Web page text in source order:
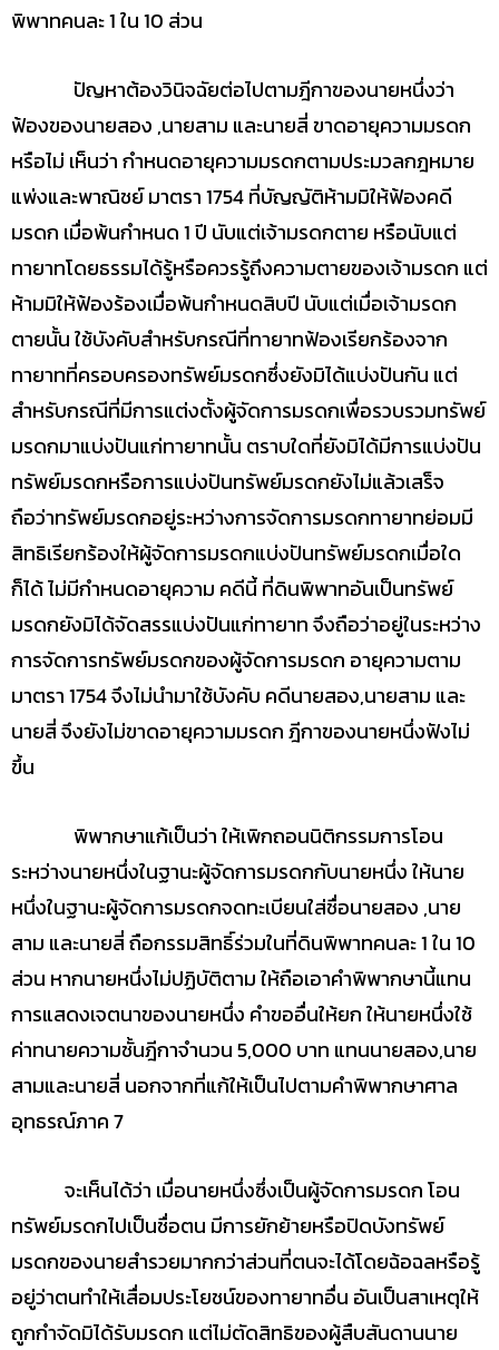
พิพาทคนละ 1 ใน 10 ส่วน
ปัญหาต้องวินิจฉัยต่อไปตามฎีกาของนายหนึ่งว่า
ฟ้องของนายสอง ,นายสาม และนายสี่ ขาดอายุความมรดก
หรือไม่ เห็นว่า กำหนดอายุความมรดกตามประมวลกฎหมาย
แพ่งและพาณิชย์ มาตรา 1754 ที่บัญญัติห้ามมิให้ฟ้องคดี
มรดก เมื่อพ้นกำหนด 1 ปี นับแต่เจ้ามรดกตาย หรือนับแต่
ทายาทโดยธรรมได้รู้หรือควรรู้ถึงความตายของเจ้ามรดก แต่
ห้ามมิให้ฟ้องร้องเมื่อพ้นกำหนดสิบปี นับแต่เมื่อเจ้ามรดก
ตายนั้น ใช้บังคับสำหรับกรณีที่ทายาทฟ้องเรียกร้องจาก
ทายาทที่ครอบครองทรัพย์มรดกซึ่งยังมิได้แบ่งปันกัน แต่
สำหรับกรณีที่มีการแต่งตั้งผู้จัดการมรดกเพื่อรวบรวมทรัพย์
มรดกมาแบ่งปันแก่ทายาทนั้น ตราบใดที่ยังมิได้มีการแบ่งปัน
ทรัพย์มรดกหรือการแบ่งปันทรัพย์มรดกยังไม่แล้วเสร็จ
ถือว่าทรัพย์มรดกอยู่ระหว่างการจัดการมรดกทายาทย่อมมี
สิทธิเรียกร้องให้ผู้จัดการมรดกแบ่งปันทรัพย์มรดกเมื่อใด
ก็ได้ ไม่มีกำหนดอายุความ คดีนี้ ที่ดินพิพาทอันเป็นทรัพย์
มรดกยังมิได้จัดสรรแบ่งปันแก่ทายาท จึงถือว่าอยู่ในระหว่าง
การจัดการทรัพย์มรดกของผู้จัดการมรดก อายุความตาม
มาตรา 1754 จึงไม่นำมาใช้บังคับ คดีนายสอง,นายสาม และ
นายสี่ จึงยังไม่ขาดอายุความมรดก ฎีกาของนายหนึ่งฟังไม่
ขึ้น
พิพากษาแก้เป็นว่า ให้เพิกถอนนิติกรรมการโอน
ระหว่างนายหนึ่งในฐานะผู้จัดการมรดกกับนายหนึ่ง ให้นาย
หนึ่งในฐานะผู้จัดการมรดกจดทะเบียนใส่ชื่อนายสอง ,นาย
สาม และนายสี่ ถือกรรมสิทธิ์ร่วมในที่ดินพิพาทคนละ 1 ใน 10
ส่วน หากนายหนึ่งไม่ปฏิบัติตาม ให้ถือเอาคำพิพากษานี้แทน
การแสดงเจตนาของนายหนึ่ง คำขออื่นให้ยก ให้นายหนึ่งใช้
ค่าทนายความชั้นฎีกาจำนวน 5,000 บาท แทนนายสอง,นาย
สามและนายสี่ นอกจากที่แก้ให้เป็นไปตามคำพิพากษาศาล
อุทธรณ์ภาค 7
จะเห็นได้ว่า เมื่อนายหนึ่งซึ่งเป็นผู้จัดการมรดก โอน
ทรัพย์มรดกไปเป็นชื่อตน มีการยักย้ายหรือปิดบังทรัพย์
มรดกของนายสำรวยมากกว่าส่วนที่ตนจะได้โดยฉ้อฉลหรือรู้
อยู่ว่าตนทำให้เสื่อมประโยชน์ของทายาทอื่น อันเป็นสาเหตุให้
ถูกกำจัดมิได้รับมรดก แต่ไม่ตัดสิทธิของผู้สืบสันดานนาย